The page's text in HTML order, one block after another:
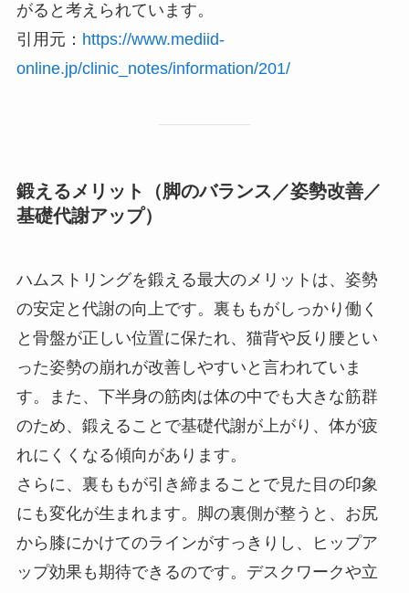
がると考えられています。
引用元： https://www.mediid-
online.jp/clinic_notes/information/201/
鍛えるメリット（脚のバランス／姿勢改善／
基礎代謝アップ）
ハムストリングを鍛える最大のメリットは、姿勢
の安定と代謝の向上です。裏ももがしっかり働く
と骨盤が正しい位置に保たれ、猫背や反り腰とい
った姿勢の崩れが改善しやすいと言われていま
す。また、下半身の筋肉は体の中でも大きな筋群
のため、鍛えることで基礎代謝が上がり、体が疲
れにくくなる傾向があります。
さらに、裏ももが引き締まることで見た目の印象
にも変化が生まれます。脚の裏側が整うと、お尻
から膝にかけてのラインがすっきりし、ヒップア
ップ効果も期待できるのです。デスクワークや立